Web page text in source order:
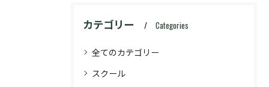
カテゴリー Categories
全てのカテゴリー
スクール